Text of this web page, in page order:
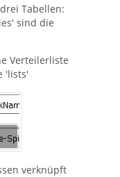
Tabellen:
sind die
Verteilerliste
'lists'
verknüpft